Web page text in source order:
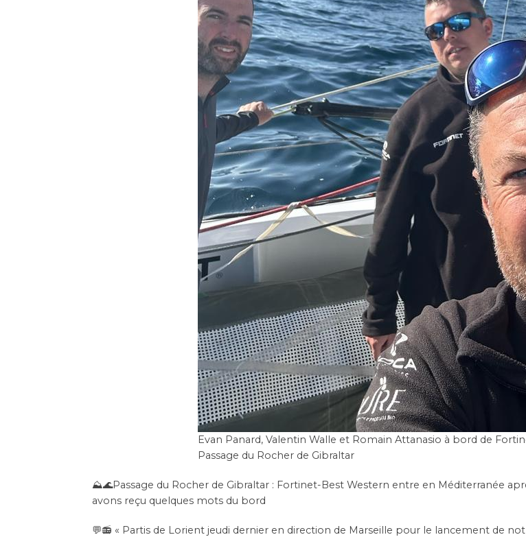
Evan Panard, Valentin Walle et Romain Attanasio à bord de
Passage du Rocher de Gibraltar
⛰🌊Passage du Rocher de Gibraltar : Fortinet-Best Western entre en Méditerranée
avons reçu quelques mots du bord
💬📻 « Partis de Lorient jeudi dernier en direction de Marseille pour le lancement de